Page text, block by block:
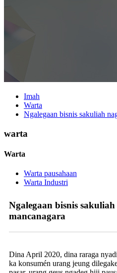
Imah
Warta
Ngalegaan bisnis sakuliah
warta
Warta
Warta pausahaan
Warta Industri
Ngalegaan bisnis
mancanagara
Dina April 2020, dina raraga
ka konsumén urang jeung